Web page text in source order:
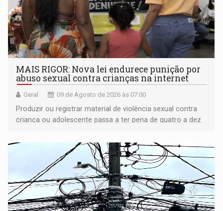
MAIS RIGOR: Nova lei endurece punição por
abuso sexual contra crianças na internet
Geral 09 de Agosto de 2026 às 07:00
Produzir ou registrar material de violência sexual contra
criança ou adolescente passa a ter pena de quatro a dez